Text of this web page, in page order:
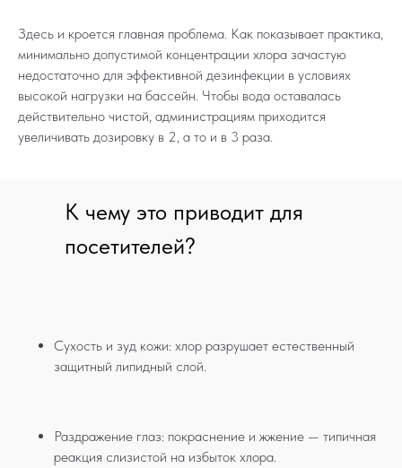
Здесь и кроется главная проблема. Как показывает практика,
минимально допустимой концентрации хлора зачастую
недостаточно для эффективной дезинфекции в условиях
высокой нагрузки на бассейн. Чтобы вода оставалась
действительно чистой, администрациям приходится
увеличивать дозировку в 2, а то и в 3 раза.
К чему это приводит для
посетителей?
Сухость и зуд кожи: хлор разрушает естественный
защитный липидный слой.
Раздражение глаз: покраснение и жжение — типичная
реакция слизистой на избыток хлора.